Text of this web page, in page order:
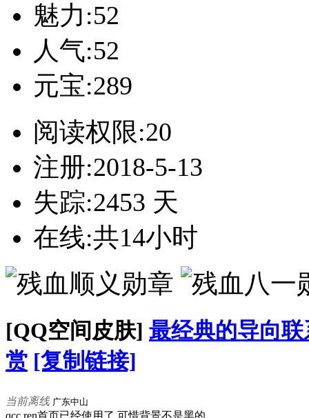
魅力:52
人气:52
元宝:289
阅读权限:20
注册:2018-5-13
失踪:2453 天
在线:共14小时
[QQ空间皮肤] 最经典的导向
赏 [复制链接]
当前离线 广东中山
qcc.ren首页已经使用了 可惜背景不是黑的